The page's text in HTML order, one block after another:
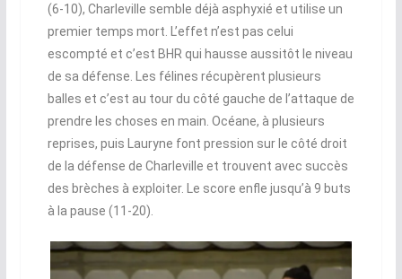
(6-10), Charleville semble déjà asphyxié et utilise un
premier temps mort. L’effet n’est pas celui
escompté et c’est BHR qui hausse aussitôt le niveau
de sa défense. Les félines récupèrent plusieurs
balles et c’est au tour du côté gauche de l’attaque de
prendre les choses en main. Océane, à plusieurs
reprises, puis Lauryne font pression sur le côté droit
de la défense de Charleville et trouvent avec succès
des brèches à exploiter. Le score enfle jusqu’à 9 buts
à la pause (11-20).